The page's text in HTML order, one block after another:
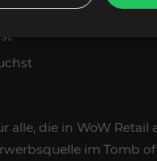
willst
alle, die in WoW Retail
im Tomb